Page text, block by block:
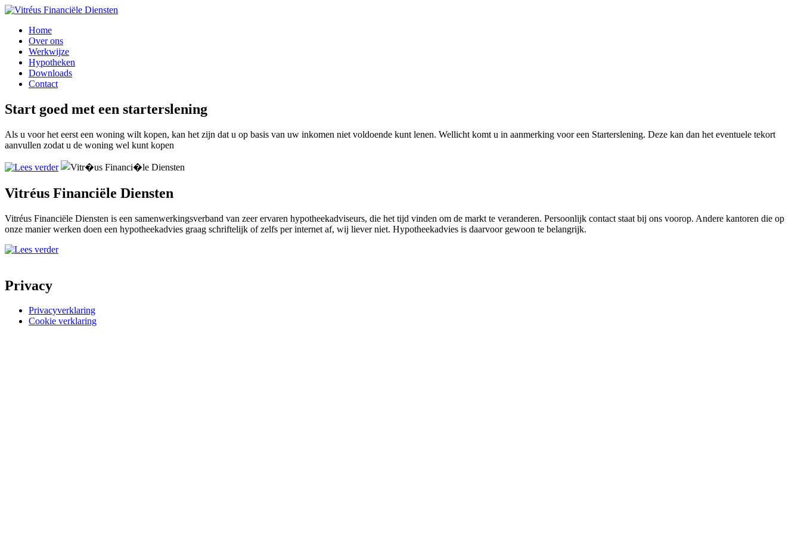
Home
Over ons
Werkwijze
Hypotheken
Downloads
Contact
Start goed met een starterslening
Als u voor het eerst een woning wilt kopen, kan het zijn dat u op basis van uw inkomen niet voldoende kunt lenen. Wellicht komt u in aanmerking voor een Starterslening. Deze kan dan het eventuele tekort
aanvullen zodat u de woning wel kunt kopen
Vitréus Financiële Diensten
Vitréus Financiële Diensten is een samenwerkingsverband van zeer ervaren hypotheekadviseurs, die het tijd vinden om de markt te veranderen. Persoonlijk contact staat bij ons voorop. Andere kantoren die op
onze manier werken doen een hypotheekadvies graag schriftelijk of zelfs per internet af, wij liever niet. Hypotheekadvies is daarvoor gewoon te belangrijk.
Privacy
Privacyverklaring
Cookie verklaring